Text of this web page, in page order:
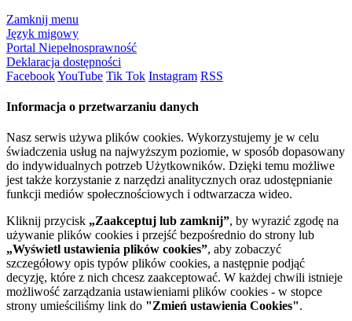
Zamknij menu
Język migowy
Portal Niepełnosprawność
Deklaracja dostępności
FacebookYouTube Tik Tok Instagram RSS
Informacja o przetwarzaniu danych
Nasz serwis używa plików cookies. Wykorzystujemy je w celu
świadczenia usług na najwyższym poziomie, w sposób dopasowany
do indywidualnych potrzeb Użytkowników. Dzięki temu możliwe
jest także korzystanie z narzędzi analitycznych oraz udostępnianie
funkcji mediów społecznościowych i odtwarzacza wideo.
Kliknij przycisk „Zaakceptuj lub zamknij”, by wyrazić zgodę na
używanie plików cookies i przejść bezpośrednio do strony lub
„Wyświetl ustawienia plików cookies”, aby zobaczyć
szczegółowy opis typów plików cookies, a następnie podjąć
decyzję, które z nich chcesz zaakceptować. W każdej chwili istnieje
możliwość zarządzania ustawieniami plików cookies - w stopce
strony umieściliśmy link do "Zmień ustawienia Cookies".